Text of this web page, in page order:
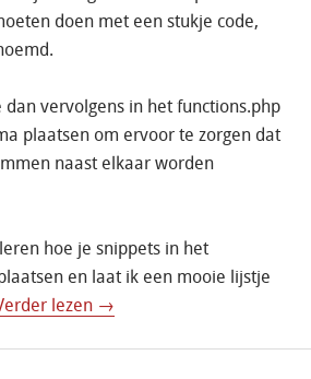
doen met een stukje code,
dan vervolgens in het functions.php
plaatsen om ervoor te zorgen dat
naast elkaar worden
hoe je snippets in het
en laat ik een mooie lijstje
lezen →